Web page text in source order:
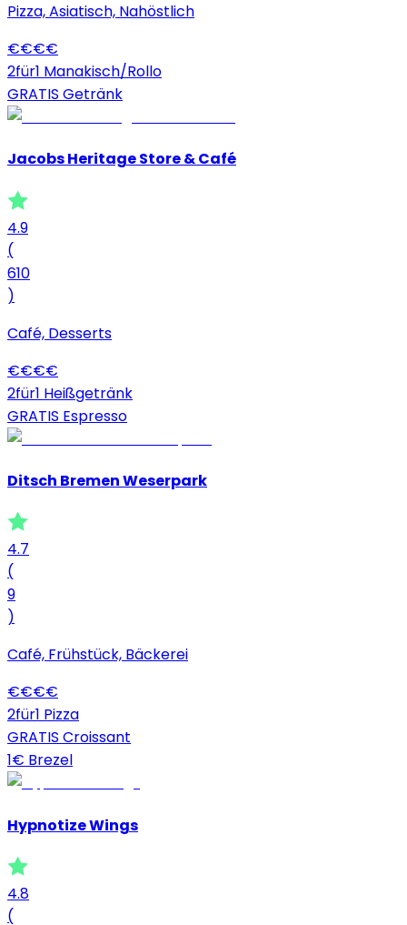
Pizza, Asiatisch, Nahöstlich
€€€€
2für1 Manakisch/Rollo
GRATIS Getränk
Jacobs Heritage Store & Café
4.9
(
610
)
Café, Desserts
€€€€
2für1 Heißgetränk
GRATIS Espresso
Ditsch Bremen Weserpark
4.7
(
9
)
Café, Frühstück, Bäckerei
€€€€
2für1 Pizza
GRATIS Croissant
1€ Brezel
Hypnotize Wings
4.8
(